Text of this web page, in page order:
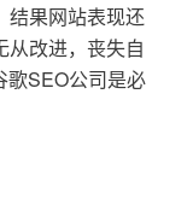
结果网站表现还
从改进，丧失自
歌SEO公司是必